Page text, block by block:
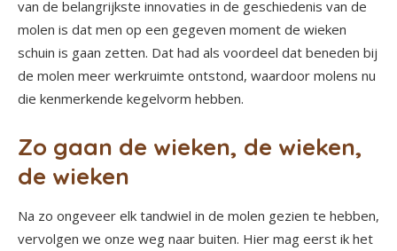
van de belangrijkste innovaties in de geschiedenis van de
molen is dat men op een gegeven moment de wieken
schuin is gaan zetten. Dat had als voordeel dat beneden bij
de molen meer werkruimte ontstond, waardoor molens nu
die kenmerkende kegelvorm hebben.
Zo gaan de wieken, de wieken,
de wieken
Na zo ongeveer elk tandwiel in de molen gezien te hebben,
vervolgen we onze weg naar buiten. Hier mag eerst ik het